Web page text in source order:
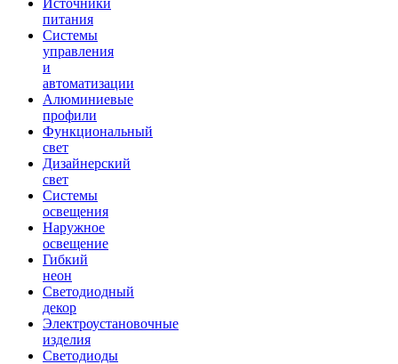
Источники
питания
Системы
управления
и
автоматизации
Алюминиевые
профили
Функциональный
свет
Дизайнерский
свет
Системы
освещения
Наружное
освещение
Гибкий
неон
Светодиодный
декор
Электроустановочные
изделия
Светодиоды